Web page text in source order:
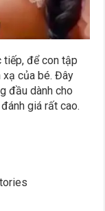
để con tập
xạ của bé. Đây
đầu dành cho
giá rất cao.